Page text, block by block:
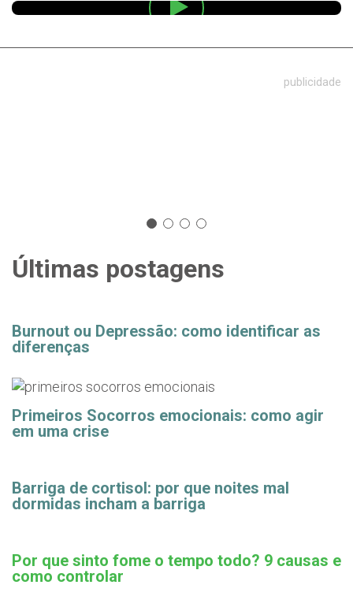
publicidade
Últimas postagens
Burnout ou Depressão: como identificar as
diferenças
Primeiros Socorros emocionais: como agir
em uma crise
Barriga de cortisol: por que noites mal
dormidas incham a barriga
Por que sinto fome o tempo todo? 9 causas e
como controlar